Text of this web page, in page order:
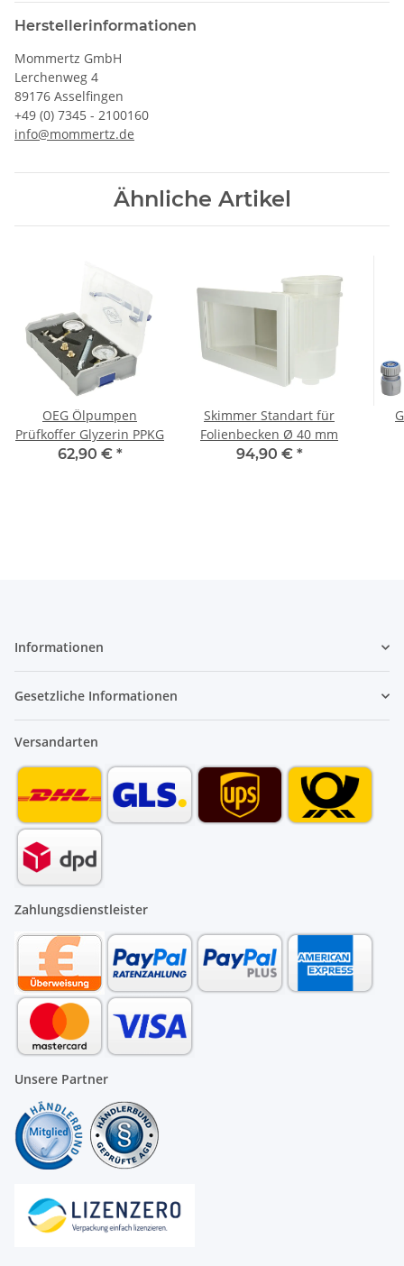
Herstellerinformationen
Mommertz GmbH
Lerchenweg 4
89176 Asselfingen
+49 (0) 7345 - 2100160
info@mommertz.de
Ähnliche Artikel
OEG Ölpumpen
Prüfkoffer Glyzerin PPKG
62,90 € *
Skimmer Standart für
Folienbecken Ø 40 mm
94,90 € *
Informationen
Gesetzliche Informationen
Versandarten
Zahlungsdienstleister
Unsere Partner